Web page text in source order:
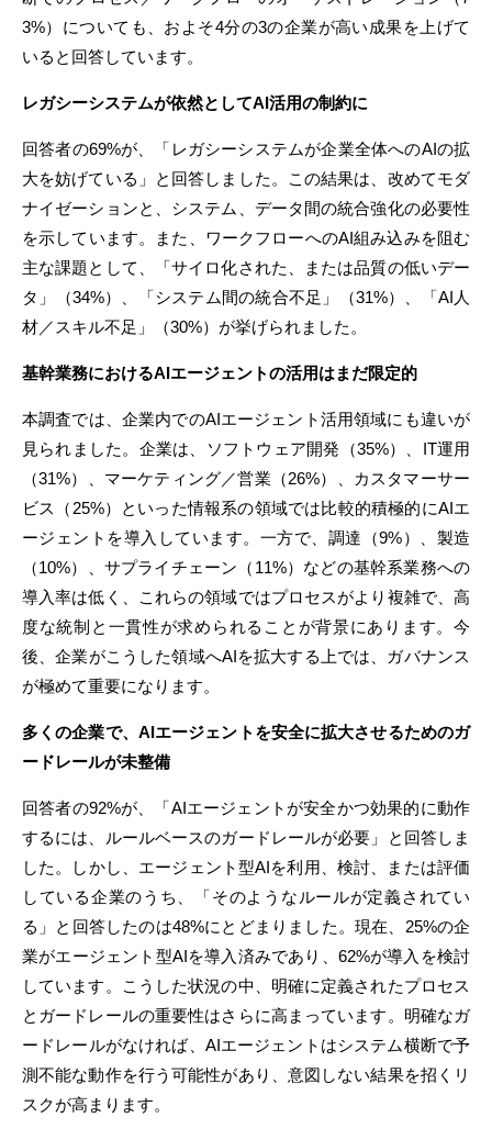
3%）についても、およそ4分の3の企業が高い成果を上げて
いると回答しています。
レガシーシステムが依然としてAI活用の制約に
回答者の69%が、「レガシーシステムが企業全体へのAIの拡
大を妨げている」と回答しました。この結果は、改めてモダ
ナイゼーションと、システム、データ間の統合強化の必要性
を示しています。また、ワークフローへのAI組み込みを阻む
主な課題として、「サイロ化された、または品質の低いデー
タ」（34%）、「システム間の統合不足」（31%）、「AI人
材／スキル不足」（30%）が挙げられました。
基幹業務におけるAIエージェントの活用はまだ限定的
本調査では、企業内でのAIエージェント活用領域にも違いが
見られました。企業は、ソフトウェア開発（35%）、IT運用
（31%）、マーケティング／営業（26%）、カスタマーサー
ビス（25%）といった情報系の領域では比較的積極的にAIエ
ージェントを導入しています。一方で、調達（9%）、製造
（10%）、サプライチェーン（11%）などの基幹系業務への
導入率は低く、これらの領域ではプロセスがより複雑で、高
度な統制と一貫性が求められることが背景にあります。今
後、企業がこうした領域へAIを拡大する上では、ガバナンス
が極めて重要になります。
多くの企業で、 AIエージェントを安全に拡大させるためのガ
ードレールが未整備
回答者の92%が、「AIエージェントが安全かつ効果的に動作
するには、ルールベースのガードレールが必要」と回答しま
した。しかし、エージェント型AIを利用、検討、または評価
している企業のうち、「そのようなルールが定義されてい
る」と回答したのは48%にとどまりました。現在、25%の企
業がエージェント型AIを導入済みであり、62%が導入を検討
しています。こうした状況の中、明確に定義されたプロセス
とガードレールの重要性はさらに高まっています。明確なガ
ードレールがなければ、AIエージェントはシステム横断で予
測不能な動作を行う可能性があり、意図しない結果を招くリ
スクが高まります。